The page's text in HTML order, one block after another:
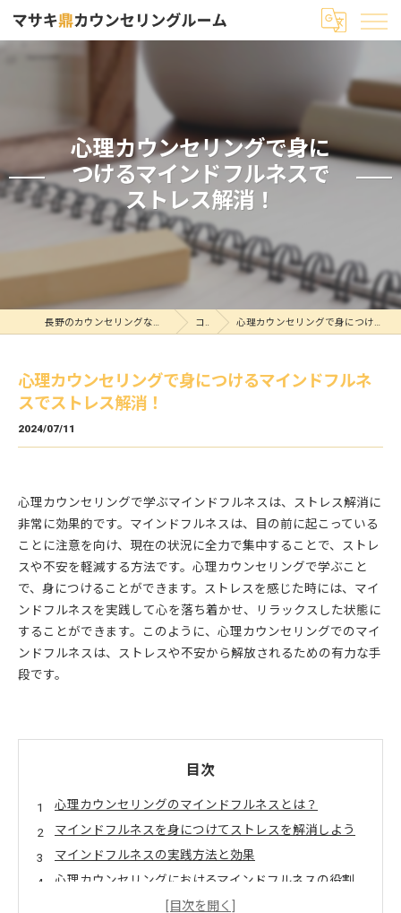
心理カウンセリングで身に
つけるマインドフルネスで
ストレス解消！
長野のカウンセリングならマサキ鼎カウンセリングルーム コラム 心理カウンセリングで身につけるマインドフルネスでストレス解消！
心理カウンセリングで身につけるマインドフルネ
スでストレス解消！
2024/07/11
心理カウンセリングで学ぶマインドフルネスは、ストレス解消に
非常に効果的です。マインドフルネスは、目の前に起こっている
ことに注意を向け、現在の状況に全力で集中することで、ストレ
スや不安を軽減する方法です。心理カウンセリングで学ぶこと
で、身につけることができます。ストレスを感じた時には、マイ
ンドフルネスを実践して心を落ち着かせ、リラックスした状態に
することができます。このように、心理カウンセリングでのマイ
ンドフルネスは、ストレスや不安から解放されるための有力な手
段です。
目次
心理カウンセリングのマインドフルネスとは？
マインドフルネスを身につけてストレスを解消しよう
マインドフルネスの実践方法と効果
心理カウンセリングにおけるマインドフルネスの役割
マインドフルネスを日常に取り入れて心を落ち着けよ